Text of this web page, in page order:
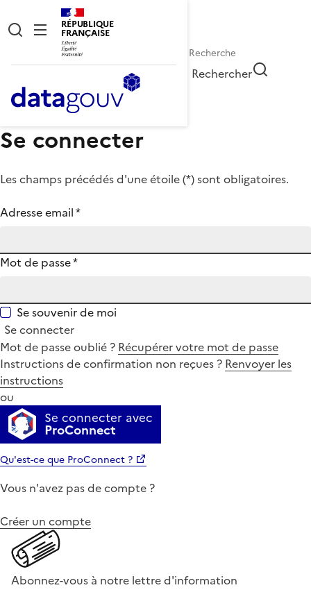
RÉPUBLIQUE
FRANÇAISE
Rechercher
Se connecter
Les champs précédés d'une étoile (*) sont obligatoires.
Adresse email*
Mot de passe*
Se souvenir de moi
Se connecter
Mot de passe oublié ? Récupérer votre mot de passe
Instructions de confirmation non reçues ? Renvoyer les
instructions
ou
Se connecter avec
ProConnect
Qu'est-ce que ProConnect ?
Vous n'avez pas de compte ?
Créer un compte
Abonnez-vous à notre lettre d'information